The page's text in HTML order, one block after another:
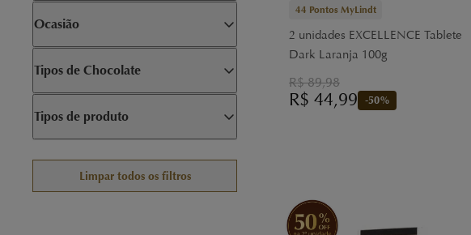
Ocasião
Tipos de Chocolate
Tipos de produto
Limpar todos os filtros
44 Pontos MyLindt
2 unidades EXCELLENCE Tablete
Dark Laranja 100g
R$89,98
R$ 44,99 -50%